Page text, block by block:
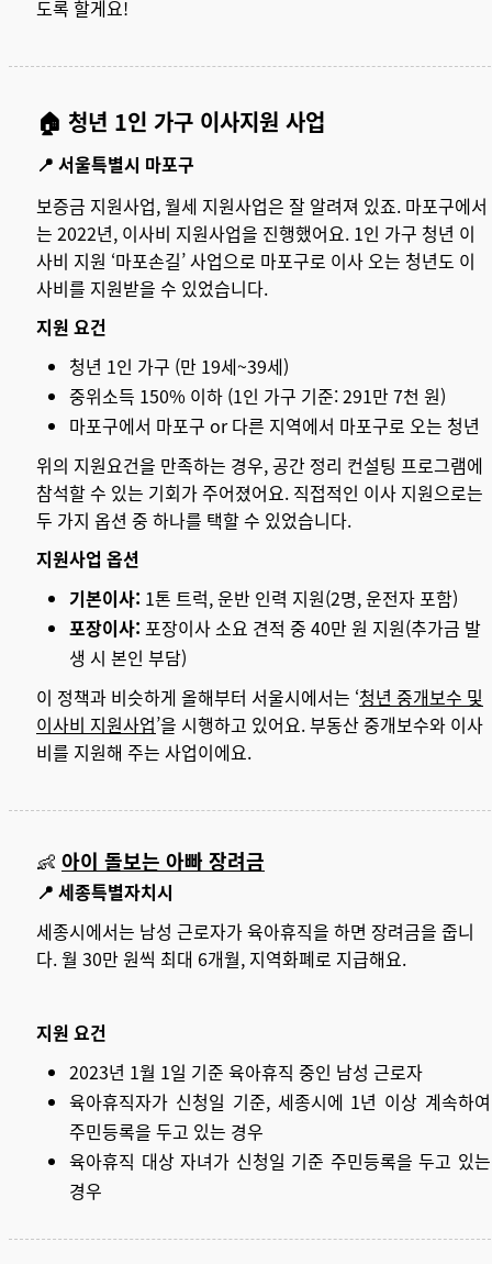
도록 할게요!
🏠 청년 1인 가구 이사지원 사업
📍 서울특별시 마포구
보증금 지원사업, 월세 지원사업은 잘 알려져 있죠. 마포구에서
는 2022년, 이사비 지원사업을 진행했어요. 1인 가구 청년 이
사비 지원 ‘마포손길’ 사업으로 마포구로 이사 오는 청년도 이
사비를 지원받을 수 있었습니다.
지원 요건
청년 1인 가구 (만 19세~39세)
중위소득 150% 이하 (1인 가구 기준: 291만 7천 원)
마포구에서 마포구 or 다른 지역에서 마포구로 오는 청년
위의 지원요건을 만족하는 경우, 공간 정리 컨설팅 프로그램에
참석할 수 있는 기회가 주어졌어요. 직접적인 이사 지원으로는
두 가지 옵션 중 하나를 택할 수 있었습니다.
지원사업 옵션
기본이사: 1톤 트럭, 운반 인력 지원(2명, 운전자 포함)
포장이사: 포장이사 소요 견적 중 40만 원 지원(추가금 발
생 시 본인 부담)
이 정책과 비슷하게 올해부터 서울시에서는 ‘청년 중개보수 및
이사비 지원사업’을 시행하고 있어요. 부동산 중개보수와 이사
비를 지원해 주는 사업이에요.
👶 아이 돌보는 아빠 장려금
📍 세종특별자치시
세종시에서는 남성 근로자가 육아휴직을 하면 장려금을 줍니
다. 월 30만 원씩 최대 6개월, 지역화폐로 지급해요.
지원 요건
2023년 1월 1일 기준 육아휴직 중인 남성 근로자
육아휴직자가 신청일 기준, 세종시에 1년 이상 계속하여
주민등록을 두고 있는 경우
육아휴직 대상 자녀가 신청일 기준 주민등록을 두고 있는
경우